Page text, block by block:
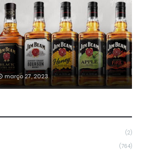
março 27, 2023
(2)
(764)